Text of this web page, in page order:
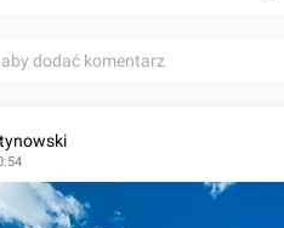
dodać komentarz